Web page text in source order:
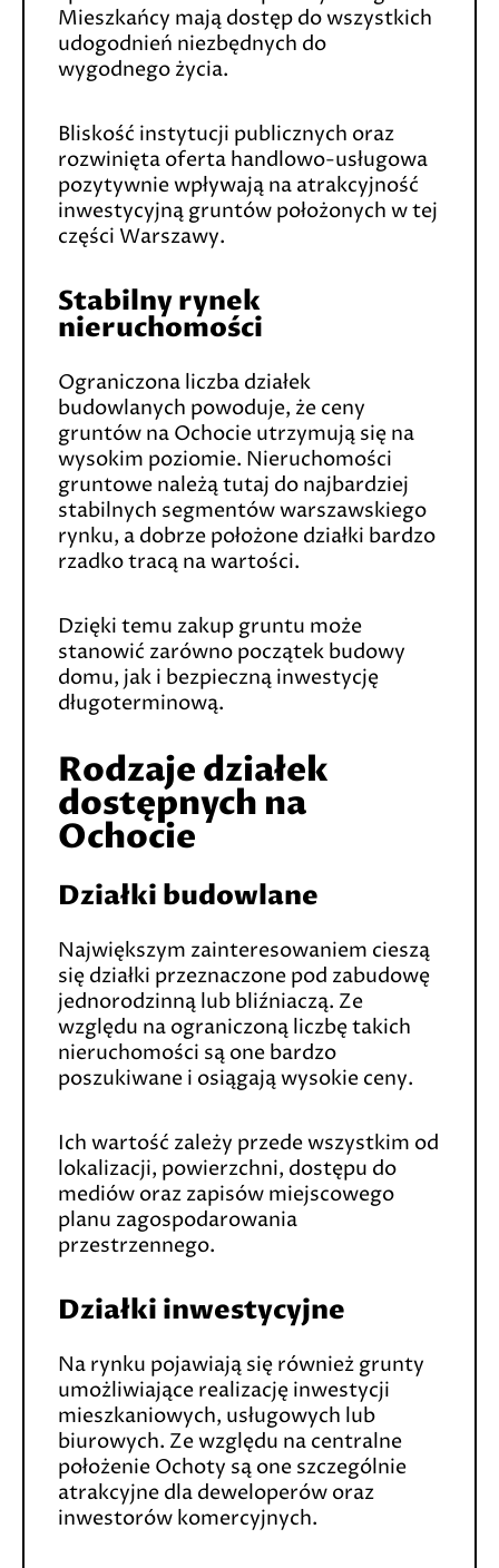
Mieszkańcy mają dostęp do wszystkich
udogodnień niezbędnych do
wygodnego życia.
Bliskość instytucji publicznych oraz
rozwinięta oferta handlowo-usługowa
pozytywnie wpływają na atrakcyjność
inwestycyjną gruntów położonych w tej
części Warszawy.
Stabilny rynek
nieruchomości
Ograniczona liczba działek
budowlanych powoduje, że ceny
gruntów na Ochocie utrzymują się na
wysokim poziomie. Nieruchomości
gruntowe należą tutaj do najbardziej
stabilnych segmentów warszawskiego
rynku, a dobrze położone działki bardzo
rzadko tracą na wartości.
Dzięki temu zakup gruntu może
stanowić zarówno początek budowy
domu, jak i bezpieczną inwestycję
długoterminową.
Rodzaje działek
dostępnych na
Ochocie
Działki budowlane
Największym zainteresowaniem cieszą
się działki przeznaczone pod zabudowę
jednorodzinną lub bliźniaczą. Ze
względu na ograniczoną liczbę takich
nieruchomości są one bardzo
poszukiwane i osiągają wysokie ceny.
Ich wartość zależy przede wszystkim od
lokalizacji, powierzchni, dostępu do
mediów oraz zapisów miejscowego
planu zagospodarowania
przestrzennego.
Działki inwestycyjne
Na rynku pojawiają się również grunty
umożliwiające realizację inwestycji
mieszkaniowych, usługowych lub
biurowych. Ze względu na centralne
położenie Ochoty są one szczególnie
atrakcyjne dla deweloperów oraz
inwestorów komercyjnych.